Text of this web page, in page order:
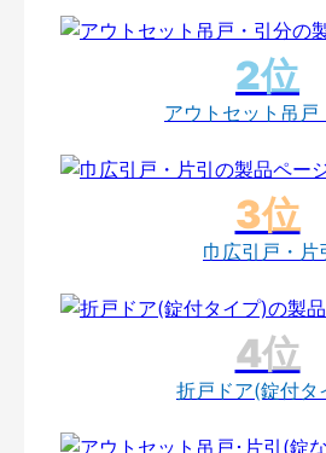
アウトセット吊戸
巾広引戸・片
折戸ドア(錠付タ